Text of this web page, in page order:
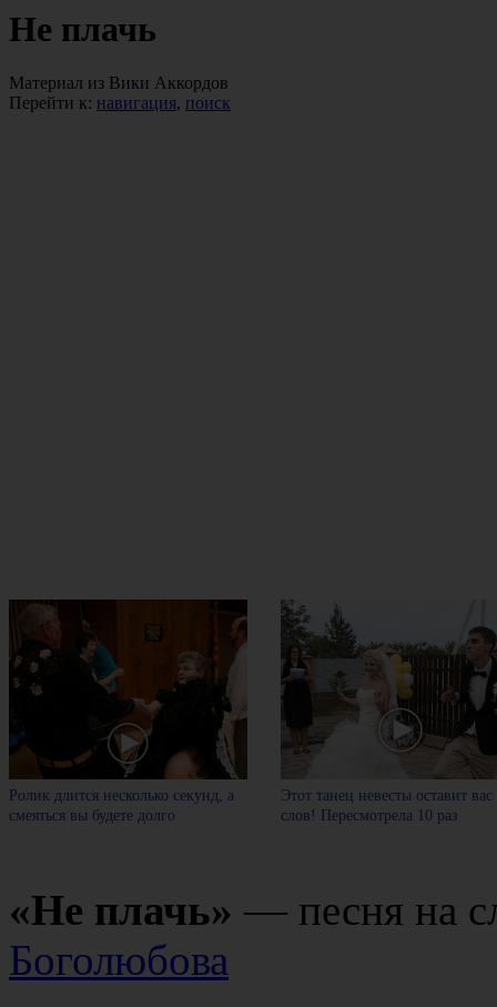
Не плачь
Материал из Вики Аккордов
Перейти к: навигация, поиск
Ролик длится несколько секунд, а
смеяться вы будете долго
Этот танец невесты оставит вас
слов! Пересмотрела 10 раз
«Не плачь» — песня на
Боголюбова